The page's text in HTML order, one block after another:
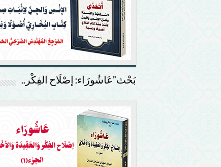
بَحْث”عَاشُورَاء: إصْلَاح الفِكْر..